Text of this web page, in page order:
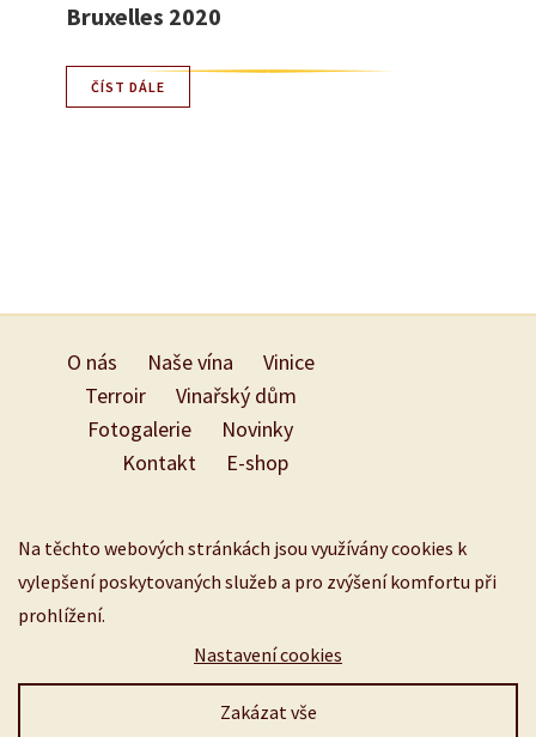
Bruxelles 2020
ČÍST DÁLE
O nás Naše vína
Vinice
Terroir
Vinařský dům
Fotogalerie
Novinky
Kontakt
E-shop
Na těchto webových stránkách jsou využívány cookies k
vylepšení poskytovaných služeb a pro zvýšení komfortu při
prohlížení.
Nastavení cookies
Zakázat vše